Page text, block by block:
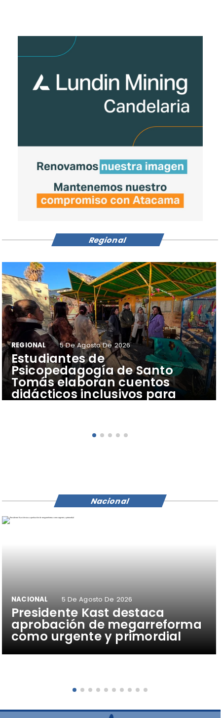
​Estudiantes de
Psicopedagogía de Santo
Tomás elaboran cuentos
didácticos inclusivos para
apoyar el aprendizaje de
REGIONAL 5 De Agosto De 2026
Regional
Presidente Kast destaca
aprobación de megarreforma
como urgente y primordial
NACIONAL 5 De Agosto De 2026
Nacional